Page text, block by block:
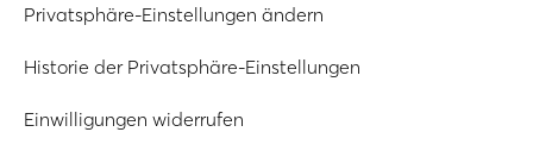
Privatsphäre-Einstellungen ändern
Historie der Privatsphäre-Einstellungen
Einwilligungen widerrufen